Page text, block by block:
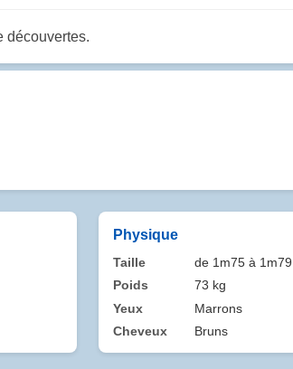
découvertes.
Physique
Taille
de 1m75 à 1m79
Poids
73 kg
Yeux
Marrons
Cheveux
Bruns